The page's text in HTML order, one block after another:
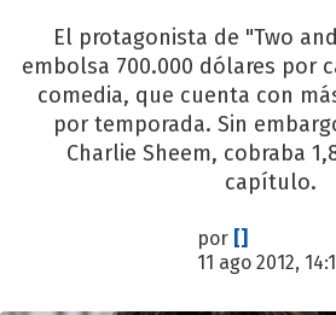
El protagonista de "Two
embolsa 700.000 dólares por
comedia, que cuenta con
por temporada. Sin
Charlie Sheem, cobraba
capítulo.
por []
11 ago 2012,